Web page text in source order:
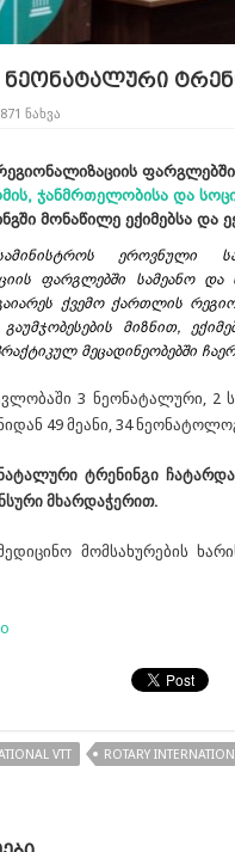
ნეონატალური
871 ნახვა
ჯანმრთელობისა და
მონაწილე ექიმებსა და
ეროვნული
ფარგლებში სამეანო
ქვემო ქართლის
გაუმჯობესების მიზნით,
მეცადინეობებში
3 ნეონატალური, 2
49 მეანი, 34
ტრენინგი
მხარდაჭერით.
მომსახურების
VTT ROTARY